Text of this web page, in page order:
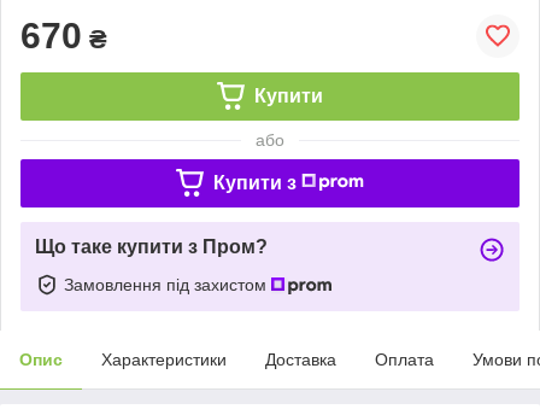
670 ₴
Купити
або
Купити з
Що таке купити з Пром?
Замовлення під захистом
Опис Характеристики Доставка Оплата Умови